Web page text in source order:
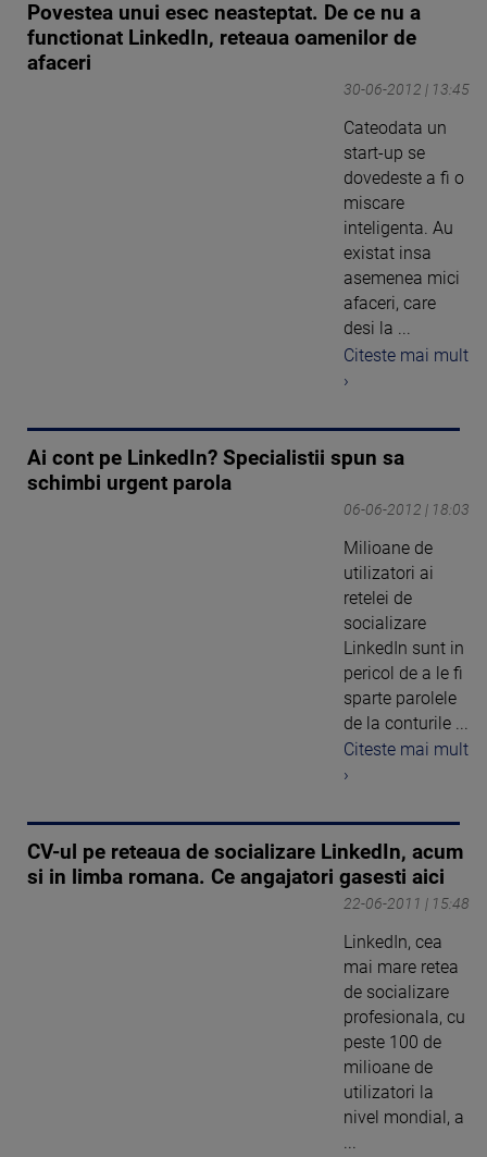
Povestea unui esec neasteptat. De ce nu a
functionat LinkedIn, reteaua oamenilor de
afaceri
30-06-2012 | 13:45
Cateodata un
start-up se
dovedeste a fi o
miscare
inteligenta. Au
existat insa
asemenea mici
afaceri, care
desi la ...
Citeste mai mult
›
Ai cont pe LinkedIn? Specialistii spun sa
schimbi urgent parola
06-06-2012 | 18:03
Milioane de
utilizatori ai
retelei de
socializare
LinkedIn sunt in
pericol de a le fi
sparte parolele
de la conturile ...
Citeste mai mult
›
CV-ul pe reteaua de socializare LinkedIn, acum
si in limba romana. Ce angajatori gasesti aici
22-06-2011 | 15:48
LinkedIn, cea
mai mare retea
de socializare
profesionala, cu
peste 100 de
milioane de
utilizatori la
nivel mondial, a
...